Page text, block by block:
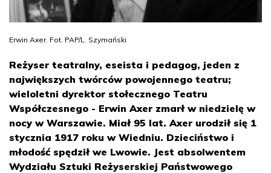
Erwin Axer. Fot. PAP/L. Szymański
Reżyser teatralny, eseista i pedagog, jeden z
największych twórców powojennego teatru;
wieloletni dyrektor stołecznego Teatru
Współczesnego - Erwin Axer zmarł w niedzielę w
nocy w Warszawie. Miał 95 lat. Axer urodził się 1
stycznia 1917 roku w Wiedniu. Dzieciństwo i
młodość spędził we Lwowie. Jest absolwentem
Wydziału Sztuki Reżyserskiej Państwowego